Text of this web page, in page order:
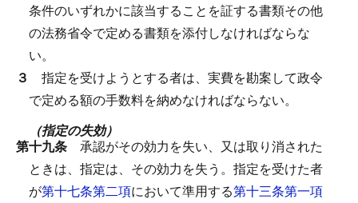
条件のいずれかに該当することを証する書類その他
の法務省令で定める書類を添付しなければならな
い。
３ 指定を受けようとする者は、実費を勘案して政令
で定める額の手数料を納めなければならない。
（指定の失効）
第十九条 承認がその効力を失い、又は取り消された
ときは、指定は、その効力を失う。 指定を受けた者
が第十七条第二項において準用する第十三条第一項